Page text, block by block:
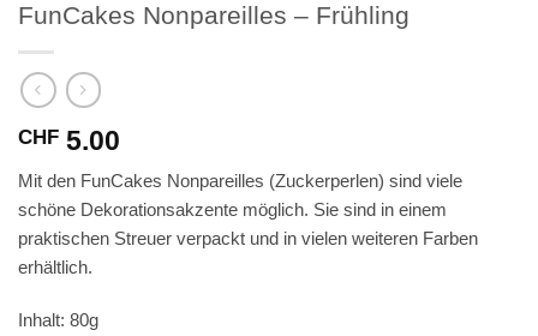
FunCakes Nonpareilles – Frühling
CHF 5.00
Mit den FunCakes Nonpareilles (Zuckerperlen) sind viele
schöne Dekorationsakzente möglich. Sie sind in einem
praktischen Streuer verpackt und in vielen weiteren Farben
erhältlich.
Inhalt: 80g